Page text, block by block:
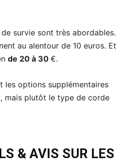
survie sont très abordables.
au alentour de 10 euros. Et
de 20 à 30 €.
les options supplémentaires
mais plutôt le type de corde
& AVIS SUR LES